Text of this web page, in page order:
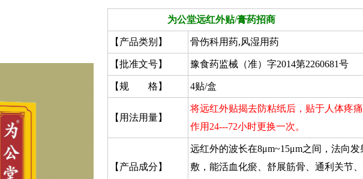
为公堂远红外贴/膏药招商
【产品类别】 骨伤科用药,风湿用药
【批准文号】 豫食药监械（准）字2014第2260681号
【规 格】 4贴/盒
【用法用量】
将远红外贴揭去防粘纸后，贴于人体疼
作用24---72小时更换一次。
【产品成分】
远红外的波长在8μm~15μm之间，法向
敷，能活血化瘀、舒展筋骨、通利关节